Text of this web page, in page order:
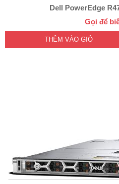
Dell PowerEdge
Gọi để